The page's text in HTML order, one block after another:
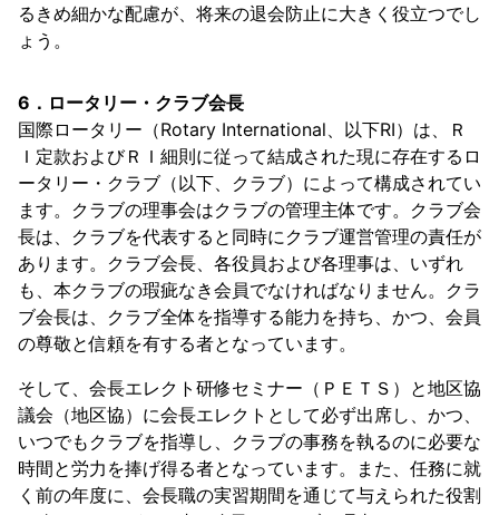
るきめ細かな配慮が、将来の退会防止に大きく役立つでし
ょう。
6．ロータリー・クラブ会長
国際ロータリー（Rotary International、以下RI）は、Ｒ
Ｉ定款およびＲＩ細則に従って結成された現に存在するロ
ータリー・クラブ（以下、クラブ）によって構成されてい
ます。クラブの理事会はクラブの管理主体です。クラブ会
長は、クラブを代表すると同時にクラブ運営管理の責任が
あります。クラブ会長、各役員および各理事は、いずれ
も、本クラブの瑕疵なき会員でなければなりません。クラ
ブ会長は、クラブ全体を指導する能力を持ち、かつ、会員
の尊敬と信頼を有する者となっています。
そして、会長エレクト研修セミナー（ＰＥＴＳ）と地区協
議会（地区協）に会長エレクトとして必ず出席し、かつ、
いつでもクラブを指導し、クラブの事務を執るのに必要な
時間と労力を捧げ得る者となっています。また、任務に就
く前の年度に、会長職の実習期間を通じて与えられた役割